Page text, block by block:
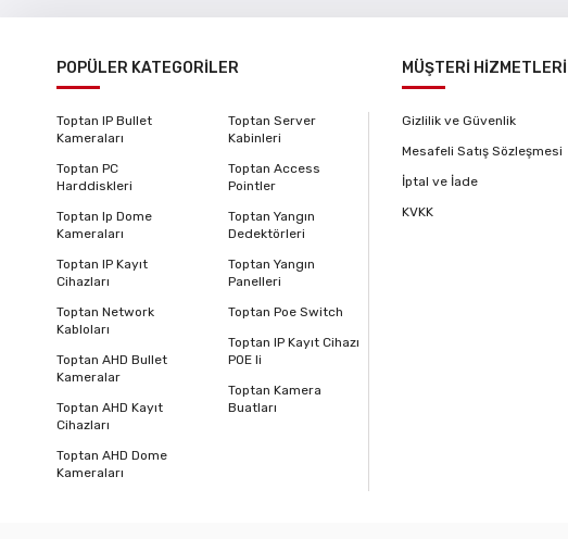
POPÜLER KATEGORİLER
Toptan IP Bullet
Kameraları
Toptan PC
Harddiskleri
Toptan Ip Dome
Kameraları
Toptan IP Kayıt
Cihazları
Toptan Network
Kabloları
Toptan AHD Bullet
Kameralar
Toptan AHD Kayıt
Cihazları
Toptan AHD Dome
Kameraları
Toptan Server
Kabinleri
Toptan Access
Pointler
Toptan Yangın
Dedektörleri
Toptan Yangın
Panelleri
Toptan Poe Switch
Toptan IP Kayıt Cihazı
POE li
Toptan Kamera
Buatları
MÜŞTERİ HİZMETLERİ
Gizlilik ve Güvenlik
Mesafeli Satış Sözleşmesi
İptal ve İade
KVKK